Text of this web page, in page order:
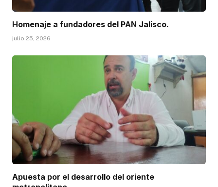
Homenaje a fundadores del PAN Jalisco.
julio 25, 2026
Apuesta por el desarrollo del oriente